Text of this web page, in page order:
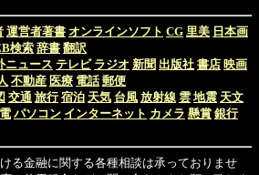
運営者著書 オンラインソフト CG 里美 日本画
検索 辞書 翻訳
ニュース テレビ ラジオ 新聞 出版社 書店 映画
不動産 医療 電話 郵便
交通 旅行 宿泊 天気 台風 放射線 雲 地震 天文
パソコン インターネット カメラ 懸賞 銀行
る金融に関する各種相談は承っておりませ